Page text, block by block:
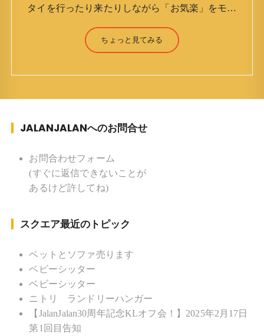
タイを行ったり来たりしながら「お気楽」をモッ
（Jun Yamamori） 生年月日 ：1959年7月4日(61
才) 生まれ ：香港(3才まで) 育
ク ソフトボール
督 BKKソフトボール「おぼんこ
ぼん 」監督 マレーシア歴：1991年から31年目 タ
イ歴 ：2001年から21年目
ちょっと見てみる
JALANJALANへのお問合せ
お問合わせフォーム
(すぐに返信できないことが
あるけど許してね)
スクエア最近のトピック
ベットとソファ売ります
ベビーシッター
ベビーシッター
ニトリ ランドリーハンガー
【JalanJalan30周年記念KLオフ会！】2025年2月17日
第1回目告知